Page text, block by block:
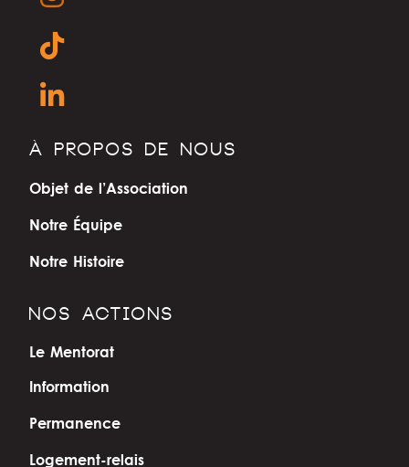
À PROPOS DE NOUS
Objet de l’Association
Notre Équipe
Notre Histoire
NOS ACTIONS
Le Mentorat
Information
Permanence
Logement-relais